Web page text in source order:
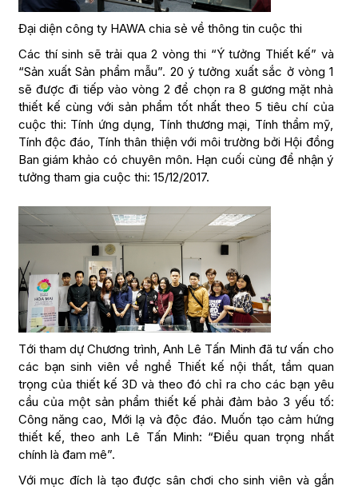
Đại diện công ty HAWA chia sẻ về thông tin cuộc thi
Các thí sinh sẽ trải qua 2 vòng thi “Ý tưởng Thiết kế” và
“Sản xuất Sản phẩm mẫu”. 20 ý tưởng xuất sắc ở vòng 1
sẽ được đi tiếp vào vòng 2 để chọn ra 8 gương mặt nhà
thiết kế cùng với sản phẩm tốt nhất theo 5 tiêu chí của
cuộc thi: Tính ứng dụng, Tính thương mại, Tính thẩm mỹ,
Tính độc đáo, Tính thân thiện với môi trường bởi Hội đồng
Ban giám khảo có chuyên môn. Hạn cuối cùng để nhận ý
tưởng tham gia cuộc thi: 15/12/2017.
Tới tham dự Chương trình, Anh Lê Tấn Minh đã tư vấn cho
các bạn sinh viên về nghề Thiết kế nội thất, tầm quan
trọng của thiết kế 3D và theo đó chỉ ra cho các bạn yêu
cầu của một sản phẩm thiết kế phải đảm bảo 3 yếu tố:
Công năng cao, Mới lạ và độc đáo. Muốn tạo cảm hứng
thiết kế, theo anh Lê Tấn Minh: “Điều quan trọng nhất
chính là đam mê”.
Với mục đích là tạo được sân chơi cho sinh viên và gắn